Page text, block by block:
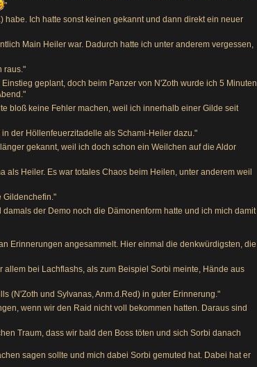
"
habe. Ich hatte sonst keinen gekannt und dann direkt ein neuer
Main Heiler war. Dadurch hatte ich unter anderem vergessen,
raus."
geplant, doch beim Panzer von N'Zoth wurde ich 5 Minuten
bloß keine Fehler machen, weil ich innerhalb einer Gilde seit
der Höllenfeuerzitadelle als Schami-Heiler dazu."
gekannt, weil ich doch schon ein Weilchen auf die Aldor
als Heiler. Es war totales Chaos beim Heilen, unter anderem weil
Gildenchefin."
der Demo noch die Dämonenform hatte und ich mich damit
Erinnerungen angesammelt. Hier einmal die denkwürdigsten, die
bei Lachflashs, als zum Beispiel Sorbi meinte, Hände aus
(N'Zoth und Sylvanas, Anm.d.Red) in guter Erinnerung."
wenn wir den Raid nicht voll bekommen hatten. Daraus sind
Traum, dass wir bald den Boss töten und sich Sorbi danach
sagen sollte und mich dabei Sorbi gemuted hat. Dabei hat er